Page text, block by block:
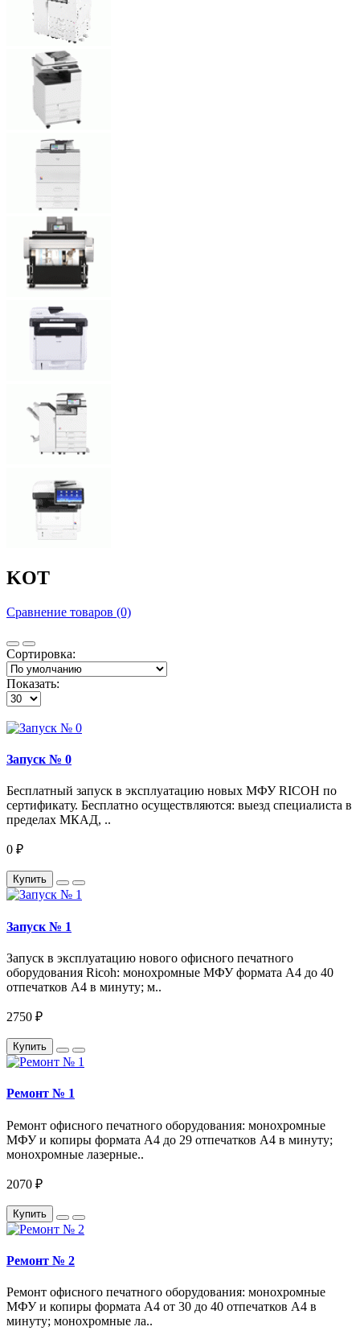
KOT
Сравнение товаров (0)
Сортировка:
Показать:
Запуск № 0
Бесплатный запуск в эксплуатацию новых МФУ RICOH по
сертификату. Бесплатно осуществляются: выезд специалиста в
пределах МКАД, ..
0 ₽
Купить
Запуск № 1
Запуск в эксплуатацию нового офисного печатного
оборудования Ricoh: монохромные МФУ формата А4 до 40
отпечатков A4 в минуту; м..
2750 ₽
Купить
Ремонт № 1
Ремонт офисного печатного оборудования: монохромные
МФУ и копиры формата А4 до 29 отпечатков A4 в минуту;
монохромные лазерные..
2070 ₽
Купить
Ремонт № 2
Ремонт офисного печатного оборудования: монохромные
МФУ и копиры формата А4 от 30 до 40 отпечатков A4 в
минуту; монохромные ла..